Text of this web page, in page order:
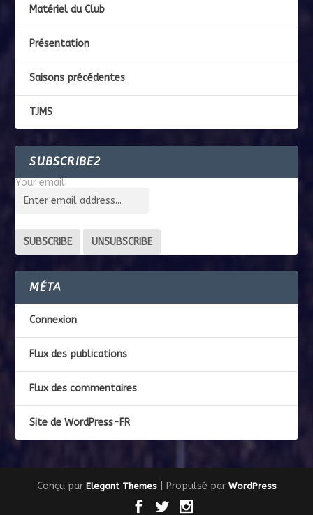
Matériel du Club
Présentation
Saisons précédentes
TJMS
SUBSCRIBE2
Your email:
MÉTA
Connexion
Flux des publications
Flux des commentaires
Site de WordPress-FR
Conçu par Elegant Themes| Propulsé par WordPress